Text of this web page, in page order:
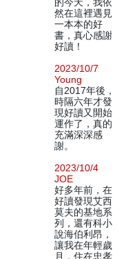
然在這裡遇見
一本本的好
書，真心感謝
好讀！
2023/10/7
Young
自2017年後，
時隔六年才發
現好讀又開始
運作了，真的
充滿深深感
謝。
2023/10/4
JOE
好多年前，在
好讀發現艾西
莫夫的基地系
列，還有科小
說海伯利昂，
讓我在年輕歲
月，住在忠孝